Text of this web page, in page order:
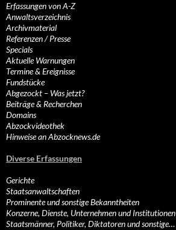
Erfassungen von A-Z
Anwaltsverzeichnis
Archivmaterial
Referenzen / Presse
Specials
Aktuelle Warnungen
Termine & Ereignisse
Fundstücke
Abgezockt – Was jetzt?
Beiträge & Recherchen
Domains
Abzockvideothek
Hinweise an Abzocknews.de
Diverse Erfassungen
Gerichte
Staatsanwaltschaften
Prominente und sonstige Bekanntheiten
Konzerne, Dienste, Unternehmen und Institutionen
Staatsmänner, Politiker, Diktatoren und sonstige…